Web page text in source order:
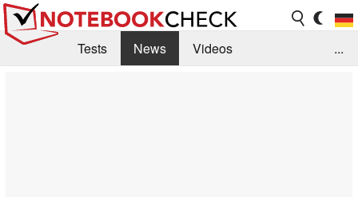
Tests News
Videos
...